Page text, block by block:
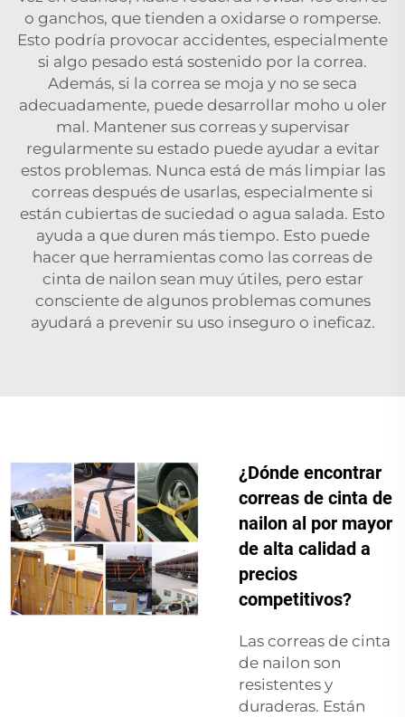
o ganchos, que tienden a oxidarse o romperse.
Esto podría provocar accidentes, especialmente
si algo pesado está sostenido por la correa.
Además, si la correa se moja y no se seca
adecuadamente, puede desarrollar moho u oler
mal. Mantener sus correas y supervisar
regularmente su estado puede ayudar a evitar
estos problemas. Nunca está de más limpiar las
correas después de usarlas, especialmente si
están cubiertas de suciedad o agua salada. Esto
ayuda a que duren más tiempo. Esto puede
hacer que herramientas como las correas de
cinta de nailon sean muy útiles, pero estar
consciente de algunos problemas comunes
ayudará a prevenir su uso inseguro o ineficaz.
¿Dónde encontrar
correas de cinta de
nailon al por mayor
de alta calidad a
precios
competitivos?
Las correas de cinta
de nailon son
resistentes y
duraderas. Están